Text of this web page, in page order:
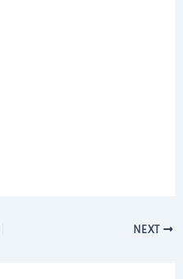
NEXT